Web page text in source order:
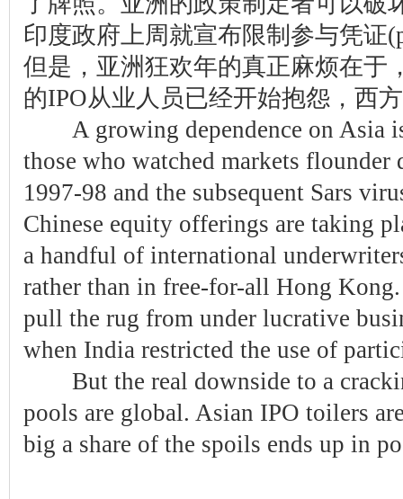
印度政府上周就宣布限制参与凭证
但是，亚洲狂欢年的真正麻烦在于
的IPO从业人员已经开始抱怨，西
A growing dependence on Asia
those who watched markets
1997-98 and the subsequent Sars
Chinese equity offerings are taking
a handful of international
rather than in free-for-all Hong
pull the rug from under lucrative
when India restricted the use of
But the real downside to a
pools are global. Asian IPO toilers
big a share of the spoils ends up in